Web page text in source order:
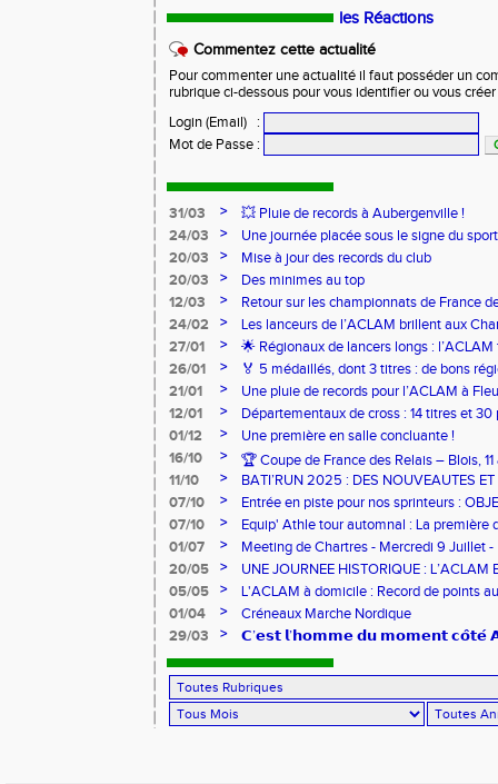
les Réactions
Commentez cette actualité
Pour commenter une actualité il faut posséder un
rubrique ci-dessous pour vous identifier ou vous
Login (Email)
:
Mot de Passe :
31/03 >
💥 Pluie de records à Aubergenville !
24/03
>
Une journée placée sous le signe du
20/03
>
Mise à jour des records du club
20/03
>
Des minimes au top
12/03
>
Retour sur les championnats de France
24/02
>
Les lanceurs de l’ACLAM brillent aux
Lancers Longs à Nice
27/01 >
🌟 Régionaux de lancers longs :
sur-Loire
26/01 >
🏅 5 médaillés, dont 3 titres : de bons
pour l’Aclam !
21/01 >
Une pluie de records pour l’ACLAM à
12/01
>
Départementaux de cross : 14 titres et 30
01/12
>
Une première en salle concluante !
16/10
>
🏆 Coupe de France des Relais – Blois,
11/10
>
BATI’RUN 2025 : DES NOUVEAUTES
07/10
>
Entrée en piste pour nos sprinteurs :
FRANCE !
07/10 >
Equip' Athle tour automnal : La première
jeunes !
01/07 >
Meeting de Chartres - Mercredi 9 Juillet
20/05
>
UNE JOURNEE HISTORIQUE : L’ACLAM
05/05
>
L'ACLAM à domicile : Record de points
01/04
>
Créneaux Marche Nordique
29/03
> 𝗖’𝗲𝘀𝘁 𝗹’𝗵𝗼𝗺𝗺𝗲 𝗱𝘂 𝗺𝗼𝗺𝗲𝗻𝘁 𝗰𝗼̂𝘁𝗲́